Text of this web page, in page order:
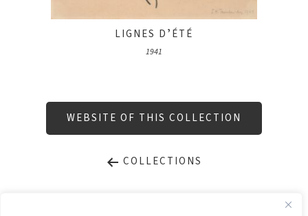
LIGNES DʼÉTÉ
1941
WEBSITE OF THIS COLLECTION
COLLECTIONS